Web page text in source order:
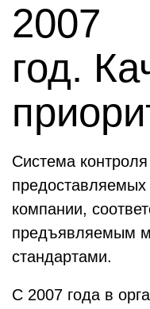
2007
год.
Система контроля
компании,
предъявляемым
стандартами.
С 2007 года в